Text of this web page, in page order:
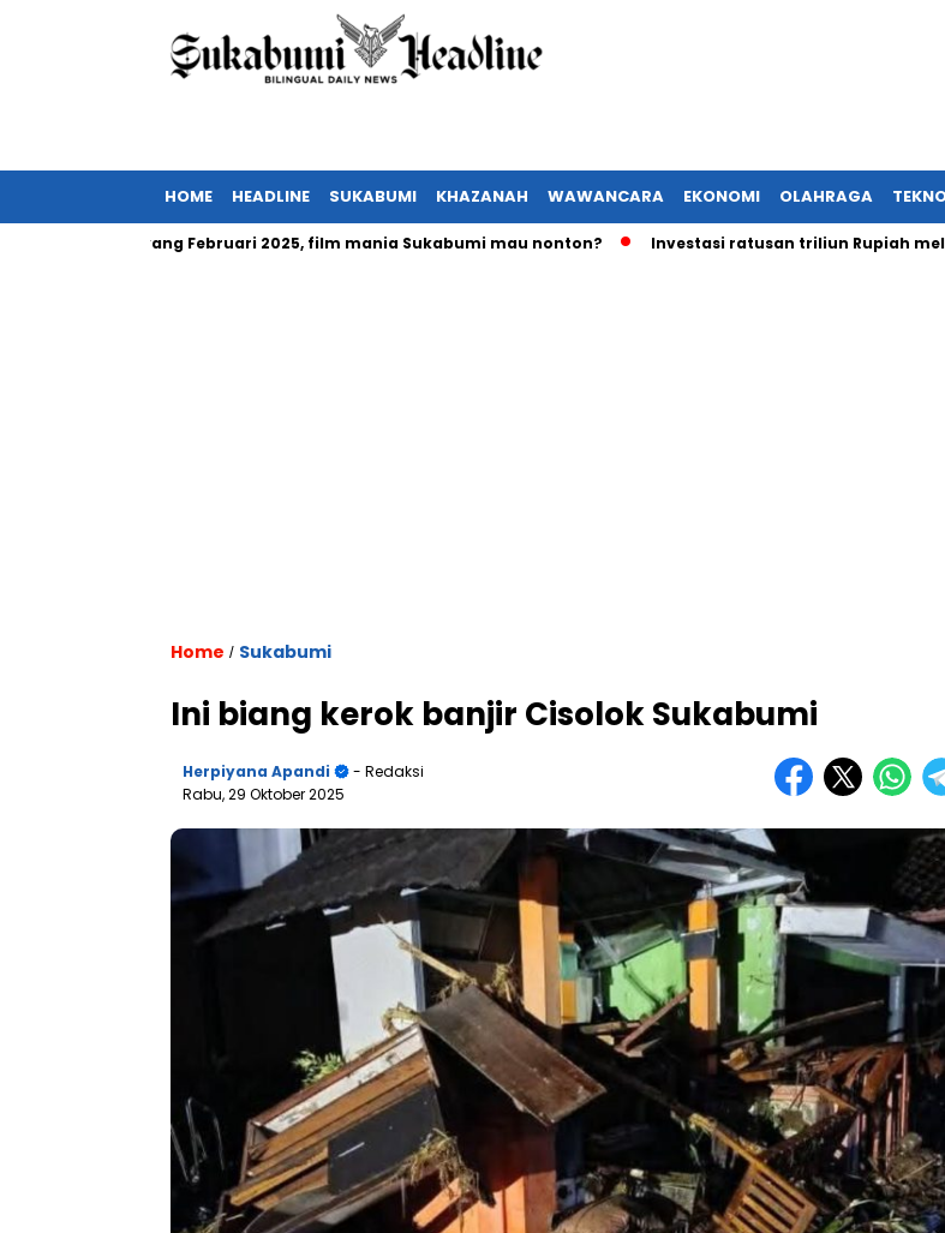
HOME HEADLINE SUKABUMI KHAZANAH WAWANCARA EKONOMI OLAHRAGA
tayang Februari 2025, film mania Sukabumi mau nonton? Investasi ratusan triliun Rupiah
Home / Sukabumi
Ini biang kerok banjir Cisolok Sukabumi
Herpiyana Apandi
- Redaksi
Rabu, 29 Oktober 2025